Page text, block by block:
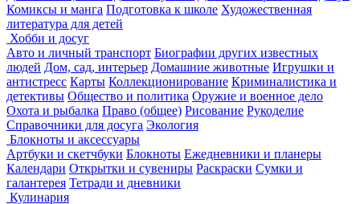
Комиксы и манга Подготовка к школе Художественная
литература для детей
Хобби и досуг
Авто и личный транспорт Биографии других известных
людей Дом, сад, интерьер Домашние животные Игрушки и
антистресс Карты Коллекционирование Криминалистика и
детективы Общество и политика Оружие и военное дело
Охота и рыбалка Право (общее) Рисование Рукоделие
Справочники для досуга Экология
Блокноты и аксессуары
Артбуки и скетчбуки Блокноты Ежедневники и планеры
Календари Открытки и сувениры Раскраски Сумки и
галантерея Тетради и дневники
Кулинария